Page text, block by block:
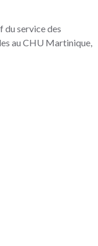
du service des
au CHU Martinique,